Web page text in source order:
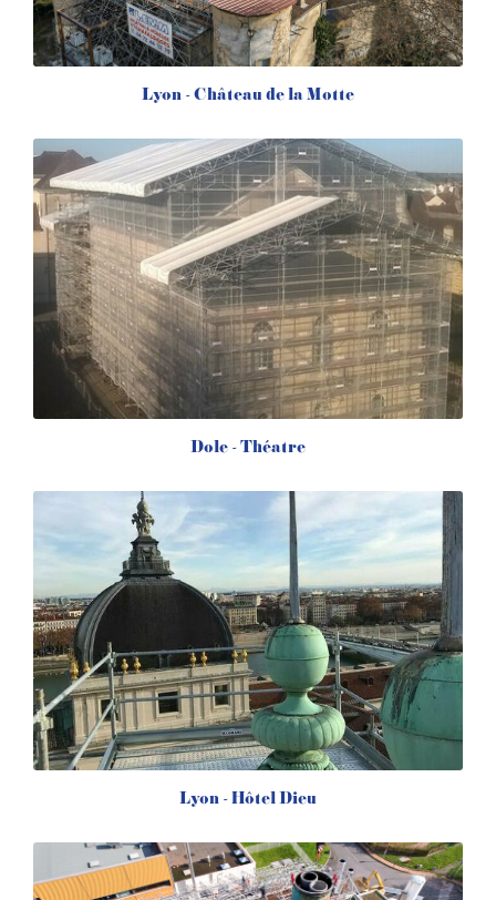
Lyon - Château de la Motte
Dole - Théatre
Lyon - Hôtel Dieu